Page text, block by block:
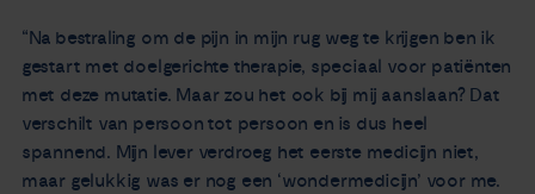
“Na bestraling om de pijn in mijn rug weg te krijgen ben ik
gestart met doelgerichte therapie, speciaal voor patiënten
met deze mutatie. Maar zou het ook bij mij aanslaan? Dat
verschilt van persoon tot persoon en is dus heel
spannend. Mijn lever verdroeg het eerste medicijn niet,
maar gelukkig was er nog een ‘wondermedicijn’ voor me.